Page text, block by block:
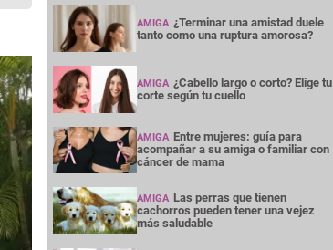
AMIGA ¿Terminar una amistad duele
tanto como una ruptura amorosa?
AMIGA ¿Cabello largo o corto? Elige tu
corte según tu cuello
AMIGA Entre mujeres: guía para
acompañar a su amiga o familiar con
cáncer de mama
AMIGA Las perras que tienen
cachorros pueden tener una vejez
más saludable